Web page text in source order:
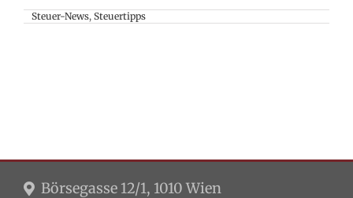
Steuer-News, Steuertipps
Börsegasse 12/1, 1010 Wien